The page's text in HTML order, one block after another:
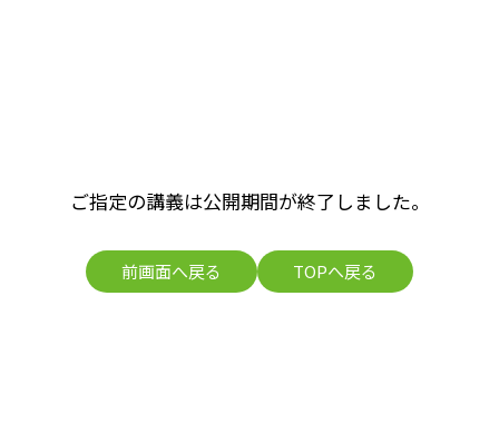
ご指定の講義は公開期間が終了しました。
前画面へ戻る TOPへ戻る